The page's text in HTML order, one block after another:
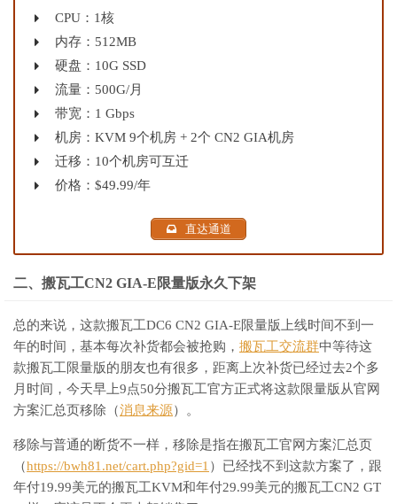
CPU：1核
内存：512MB
硬盘：10G SSD
流量：500G/月
带宽：1 Gbps
机房：KVM 9个机房 + 2个 CN2 GIA机房
迁移：10个机房可互迁
价格：$49.99/年
直达通道
二、搬瓦工CN2 GIA-E限量版永久下架
总的来说，这款搬瓦工DC6 CN2 GIA-E限量版上线时间不到一
年的时间，基本每次补货都会被抢购， 搬瓦工交流群中等待这
款搬瓦工限量版的朋友也有很多，距离上次补货已经过去2个多
月时间，今天早上9点50分搬瓦工官方正式将这款限量版从官网
方案汇总页移除（消息来源）。
移除与普通的断货不一样，移除是指在搬瓦工官网方案汇总页
（https://bwh81.net/cart.php?gid=1 ）已经找不到这款方案了，跟
年付19.99美元的搬瓦工KVM和年付29.99美元的搬瓦工CN2 GT